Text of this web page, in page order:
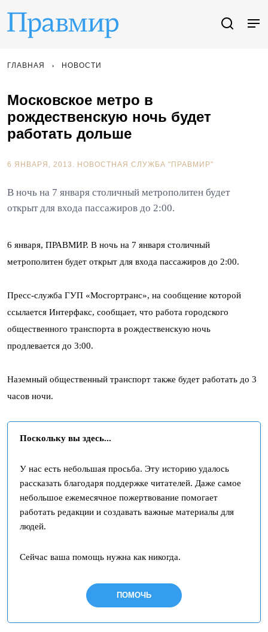
ГЛАВНАЯ НОВОСТИ
Московское метро в
рождественскую ночь будет
работать дольше
6 ЯНВАРЯ, 2013. НОВОСТНАЯ СЛУЖБА "ПРАВМИР"
В ночь на 7 января столичный метрополитен будет
открыт для входа пассажиров до 2:00.
6 января, ПРАВМИР. В ночь на 7 января столичный
метрополитен будет открыт для входа пассажиров до 2:00.
Пресс-служба ГУП «Мосгортранс», на сообщение которой
ссылается Интерфакс, сообщает, что работа городского
общественного транспорта в рождественскую ночь
продлевается до 3:00.
Наземный общественный транспорт также будет работать до 3
часов ночи.
Поскольку вы здесь...
У нас есть небольшая просьба. Эту историю удалось
рассказать благодаря поддержке читателей. Даже самое
небольшое ежемесячное пожертвование помогает
работать редакции и создавать важные материалы для
людей.
Сейчас ваша помощь нужна как никогда.
ПОМОЧЬ